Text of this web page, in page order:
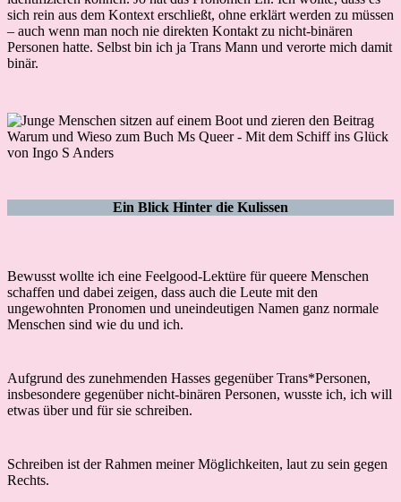
sich rein aus dem Kontext erschließt, ohne erklärt werden zu müssen
– auch wenn man noch nie direkten Kontakt zu nicht-binären
Personen hatte. Selbst bin ich ja Trans Mann und verorte mich damit
binär.
Ein Blick Hinter die Kulissen
Bewusst wollte ich eine Feelgood-Lektüre für queere Menschen
schaffen und dabei zeigen, dass auch die Leute mit den
ungewohnten Pronomen und uneindeutigen Namen ganz normale
Menschen sind wie du und ich.
Aufgrund des zunehmenden Hasses gegenüber Trans*Personen,
insbesondere gegenüber nicht-binären Personen, wusste ich, ich will
etwas über und für sie schreiben.
Schreiben ist der Rahmen meiner Möglichkeiten, laut zu sein gegen
Rechts.